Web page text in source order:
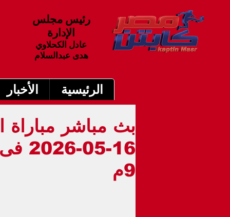
رئيس مجلس
الإدارة
عادل الكحلاوي
هدى عبدالسلام
الرئيسية الأخبار
بث مباشر مباراة
16-
9م